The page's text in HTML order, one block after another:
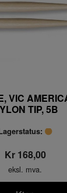
VIC
TIP, 5B
Kr 168,00
eksl. mva.